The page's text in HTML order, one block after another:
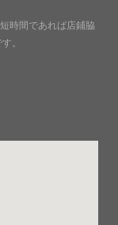
時間であれば店鋪脇
。